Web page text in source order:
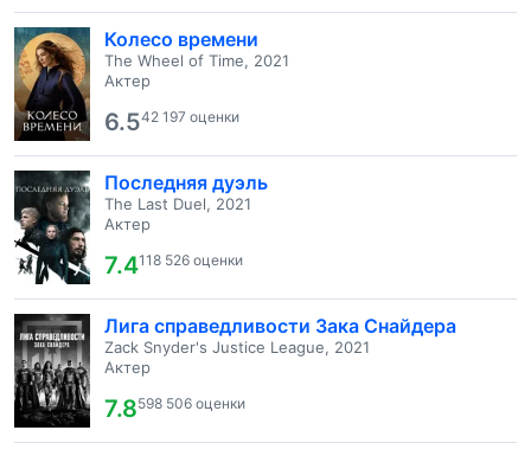
Колесо времени
The Wheel of Time, 2021
Актер
6.542 197 оценки
Последняя дуэль
The Last Duel, 2021
Актер
7.4118 526 оценки
Лига справедливости Зака Снайдера
Zack Snyder's Justice League, 2021
Актер
7.8598 506 оценки